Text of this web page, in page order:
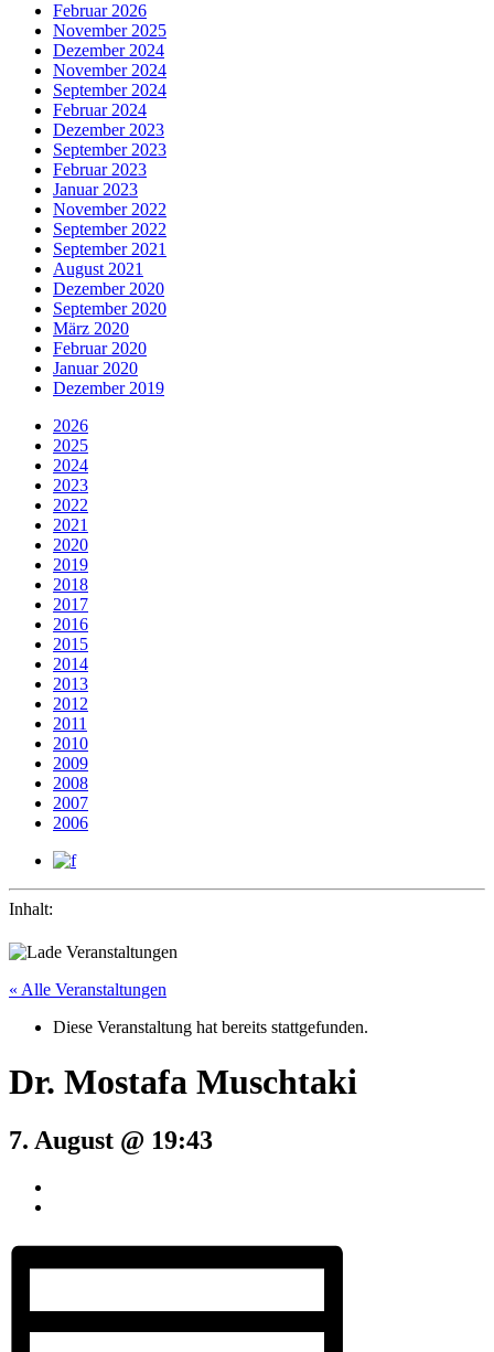
Februar 2026
November 2025
Dezember 2024
November 2024
September 2024
Februar 2024
Dezember 2023
September 2023
Februar 2023
Januar 2023
November 2022
September 2022
September 2021
August 2021
Dezember 2020
September 2020
März 2020
Februar 2020
Januar 2020
Dezember 2019
2026
2025
2024
2023
2022
2021
2020
2019
2018
2017
2016
2015
2014
2013
2012
2011
2010
2009
2008
2007
2006
Inhalt:
« Alle Veranstaltungen
Diese Veranstaltung hat bereits stattgefunden.
Dr. Mostafa Muschtaki
7. August @ 19:43